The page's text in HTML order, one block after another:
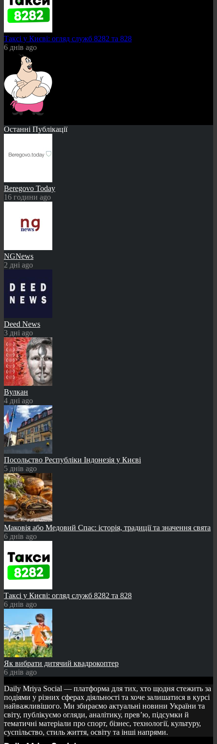
Таксі у Києві: огляд служб 8282 та 828
6 днів ago
Останні Публікації
Beregovo Today
16 години ago
NGNews
2 дні ago
Deed News
3 дні ago
Вулкан
4 дні ago
Посольство Республіки Індонезія у Києві
5 днів ago
Маковія або Медовий Спас: історія, традиції та значення свята
6 днів ago
Таксі у Києві: огляд служб 8282 та 828
6 днів ago
Як вибрати дитячий квадрокоптер
6 днів ago
Daily Mriya Social — платформа для тих, хто щодня стежить за
подіями у різних сферах діяльності та хоче залишатися в курсі
найважливішого. Ми збираємо актуальні новини України та
світу, публікуємо огляди, аналітику, прев’ю, підсумки й
тематичні матеріали про спорт, бізнес, технології, культуру,
суспільство, стиль життя, освіту та інші напрями.